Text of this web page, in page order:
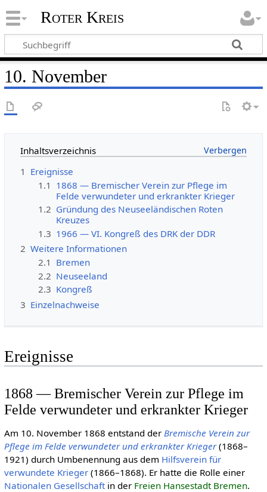
Roter Kreis
10. November
Inhaltsverzeichnis
1 Ereignisse
1.1 1868 — Bremischer Verein zur Pflege im
Felde verwundeter und erkrankter Krieger
1.2 Gründung des Neuseeländischen Roten
Kreuzes
1.3 1966 — VI. Kongreß des DRK der DDR
2 Weitere Informationen
2.1 Bremen
2.2 Neuseeland
2.3 Kongreß
3 Einzelnachweise
Ereignisse
1868 — Bremischer Verein zur Pflege im
Felde verwundeter und erkrankter Krieger
Am 10. November 1868 entstand der Bremische Verein zur
Pflege im Felde verwundeter und erkrankter Krieger(1868–
1921) durch Umbenennung aus dem Hilfsverein für
verwundete Krieger(1866–1868). Er hatte die Rolle einer
Natio­nalen Gesell­schaftin der Freien Hansestadt Bremen.